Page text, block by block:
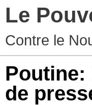
Le
Contre le
Poutine:
de